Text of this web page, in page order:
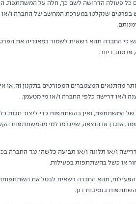
כל פעולה הדרושה לשם כך, חלה על המשתתפת.
בפרטים שנקלטו במערכת המחשב של החברה ו/או
החברה תהא רשאית לשמור במאגריה את
דיוור.
מהתנאים המצטברים המפורטים בתקנון זה, או
ו/או דרישה כלפי החברה ו/או מי מטעמן.
המשתתפת, ואין בהשתתפות כדי ליצור חבות
אובדן או הוצאה, שייגרמו למי מהמשתתפות
ו/או תלונה ו/או תביעה כלשהי נגד החברה
או כשל בהשתתפות בפעילות.
תהא החברה רשאית לבטל את
בנסיבות דנן.